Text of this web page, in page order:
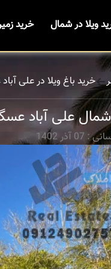
ویلا در شمال خرید
خرید باغ ویلا در علی
آذر 1402